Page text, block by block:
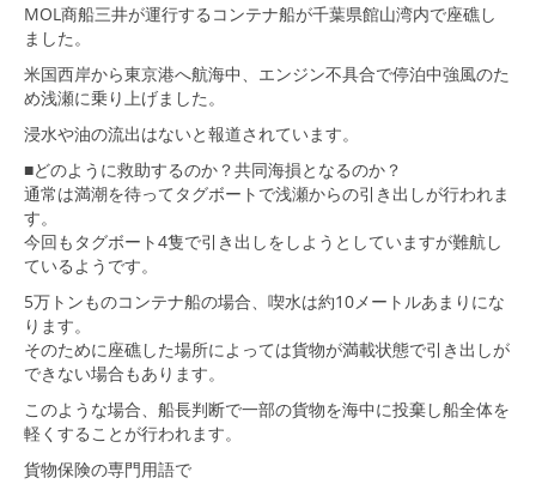
MOL商船三井が運行するコンテナ船が千葉県館山湾内で座礁し
ました。
米国西岸から東京港へ航海中、エンジン不具合で停泊中強風のた
め浅瀬に乗り上げました。
浸水や油の流出はないと報道されています。
■どのように救助するのか？共同海損となるのか？
通常は満潮を待ってタグボートで浅瀬からの引き出しが行われま
す。
今回もタグボート4隻で引き出しをしようとしていますが難航し
ているようです。
5万トンものコンテナ船の場合、喫水は約10メートルあまりにな
ります。
そのために座礁した場所によっては貨物が満載状態で引き出しが
できない場合もあります。
このような場合、船長判断で一部の貨物を海中に投棄し船全体を
軽くすることが行われます。
貨物保険の専門用語で